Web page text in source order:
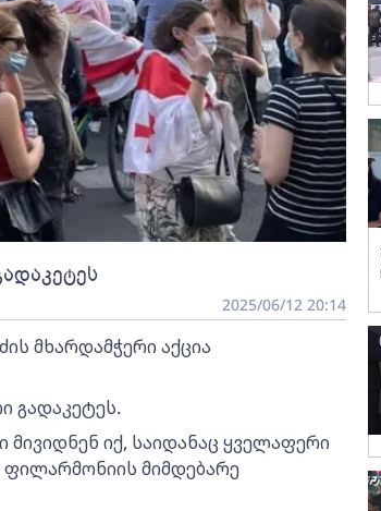
2025/06/12 20:14
მხარდამჭერი აქცია
გადაკეტეს.
იქ, საიდანაც ყველაფერი
ფილარმონიის მიმდებარე